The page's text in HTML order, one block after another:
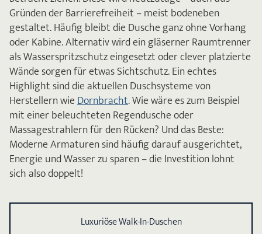
Gründen der Barrierefreiheit – meist bodeneben
gestaltet. Häufig bleibt die Dusche ganz ohne Vorhang
oder Kabine. Alternativ wird ein gläserner Raumtrenner
als Wasserspritzschutz eingesetzt oder clever platzierte
Wände sorgen für etwas Sichtschutz. Ein echtes
Highlight sind die aktuellen Duschsysteme von
Herstellern wieDornbracht. Wie wäre es zum Beispiel
mit einer beleuchteten Regendusche oder
Massagestrahlern für den Rücken? Und das Beste:
Moderne Armaturen sind häufig darauf ausgerichtet,
Energie und Wasser zu sparen – die Investition lohnt
sich also doppelt!
Luxuriöse Walk-In-Duschen